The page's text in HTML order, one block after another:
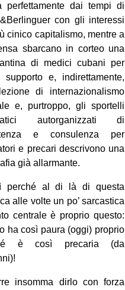
perfettamente dai tempi di
con gli interessi
cinico capitalismo, mentre a
sbarcano in corteo una
di medici cubani per
supporto e, indirettamente,
di internazionalismo
e, purtroppo, gli sportelli
autorganizzati di
e consulenza per
e precari descrivono una
già allarmante.
perché al di là di questa
alle volte un po’ sarcastica
centrale è proprio questo:
ha così paura (oggi) proprio
è così precaria (da
insomma dirlo con forza